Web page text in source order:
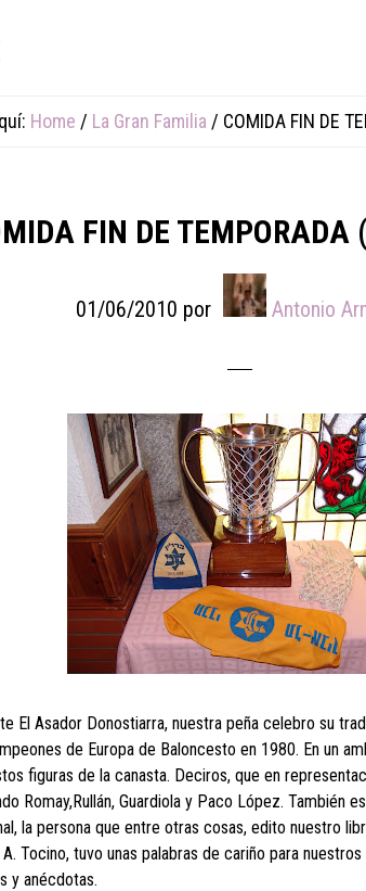
Home / La Gran Familia / COMIDA FIN DE
FIN DE TEMPORADA
01/06/2010 por Antonio
El Asador Donostiarra, nuestra peña celebro su
de Europa de Baloncesto en 1980. En un
figuras de la canasta. Deciros, que en
Romay,Rullán, Guardiola y Paco López.
la persona que entre otras cosas, edito nuestro
Tocino, tuvo unas palabras de cariño para
y anécdotas.